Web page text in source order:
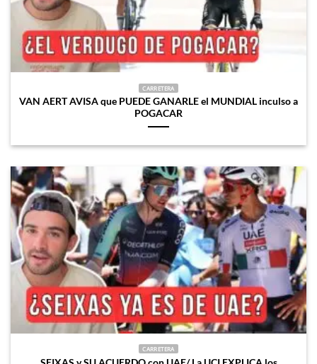
CARRETERA
VAN AERT AVISA que PUEDE GANARLE el MUNDIAL inculso a
POGACAR
CARRETERA